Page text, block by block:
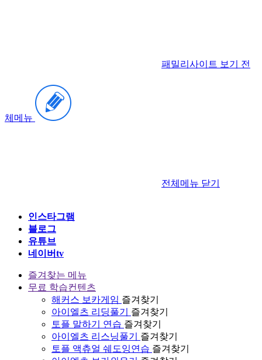
패밀리사이트 보기 전
체메뉴
전체메뉴 닫기
인스타그램
블로그
유튜브
네이버tv
즐겨찾는 메뉴
무료 학습컨텐츠
해커스 보카게임 즐겨찾기
아이엘츠 리딩풀기
즐겨찾기
토플 말하기 연습 즐겨찾기
아이엘츠 리스닝풀기
즐겨찾기
토플 액츄얼 쉐도잉연습 즐겨찾기